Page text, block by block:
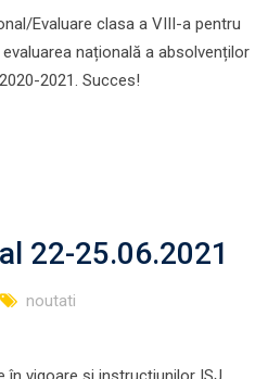
Evaluare clasa a VIII-a pentru
națională a absolvenților
2021. Succes!
22-25.06.2021
noutati